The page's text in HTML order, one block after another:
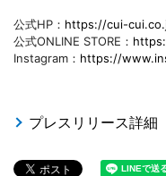
公式HP： https://cui-
公式ONLINE STORE：
Instagram： https://
プレスリリース詳細